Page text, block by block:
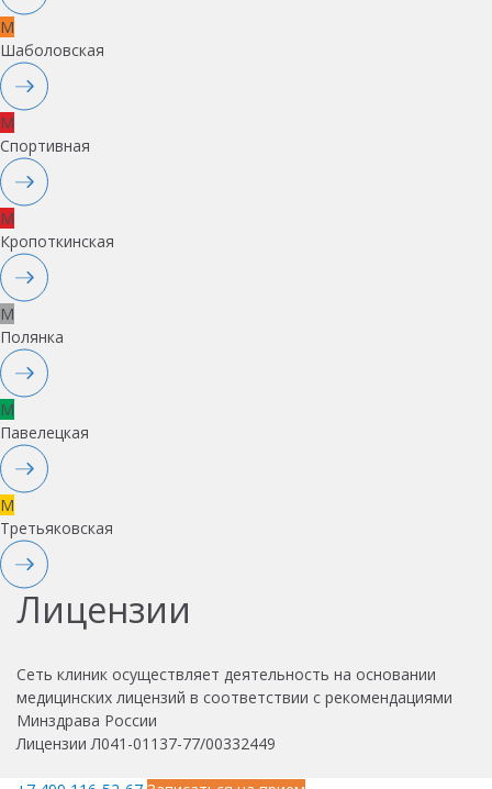
M
Шаболовская
M
Спортивная
M
Кропоткинская
M
Полянка
M
Павелецкая
M
Третьяковская
Лицензии
Сеть клиник осуществляет деятельность на основании
медицинских лицензий в соответствии с рекомендациями
Минздрава России
Лицензии Л041-01137-77/00332449